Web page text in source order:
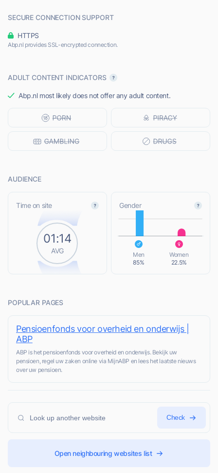
SECURE CONNECTION SUPPORT
HTTPS
Abp.nl provides SSL-encrypted connection.
ADULT CONTENT INDICATORS
Abp.nl most likely does not offer any adult content.
AUDIENCE
Time on site
01:14
AVG
Gender
Men
85%
Women
22.5%
POPULAR PAGES
Pensioenfonds voor overheid en onderwijs |
ABP
ABP is het pensioenfonds voor overheid en onderwijs. Bekijk uw
pensioen, regel uw zaken online via MijnABP en lees het laatste nieuws
over uw pensioen.
Check
Open neighbouring websites list